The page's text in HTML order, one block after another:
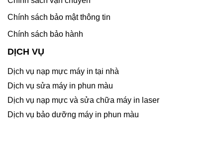
Chính sách bảo mật thông tin
Chính sách bảo hành
DỊCH VỤ
Dịch vụ nạp mực máy in tại nhà
Dịch vụ sửa máy in phun màu
Dịch vụ nạp mực và sửa chữa máy in laser
Dịch vụ bảo dưỡng máy in phun màu